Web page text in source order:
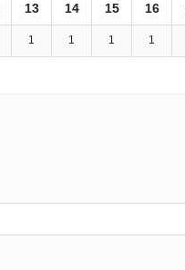
13 14 15 16
1 1 1 1